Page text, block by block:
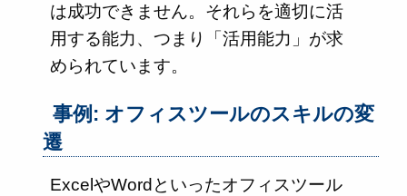
は成功できません。それらを適切に活
用する能力、つまり「活用能力」が求
められています。
事例: オフィスツールのスキルの変
遷
ExcelやWordといったオフィスツール